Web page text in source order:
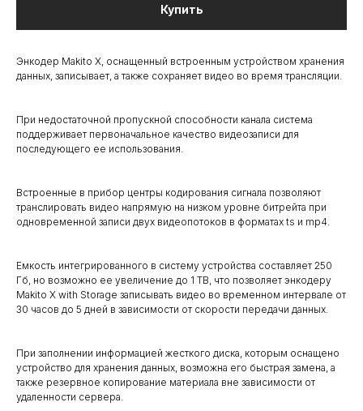
Купить
Энкодер Makito X, оснащенный встроенным устройством хранения
данных, записывает, а также сохраняет видео во время трансляции.
При недостаточной пропускной способности канала система
поддерживает первоначальное качество видеозаписи для
последующего ее использования.
Встроенные в прибор центры кодирования сигнала позволяют
транслировать видео напрямую на низком уровне битрейта при
одновременной записи двух видеопотоков в форматах ts и mp4.
Емкость интегрированного в систему устройства составляет 250
Гб, но возможно ее увеличение до 1 ТВ, что позволяет энкодеру
Makito X with Storage записывать видео во временном интервале от
30 часов до 5 дней в зависимости от скорости передачи данных.
При заполнении информацией жесткого диска, которым оснащено
устройство для хранения данных, возможна его быстрая замена, а
также резервное копирование материала вне зависимости от
удаленности сервера.